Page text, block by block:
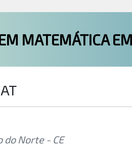
MATEMÁTICA
do Norte - CE